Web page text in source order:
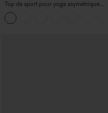
Top de sport pour yoga asymétrique
(une épaule) à manches longues avec
ouverture pour le pouce, ourlet arrondi
haut-bas, séchage rapide, soutien-gorge